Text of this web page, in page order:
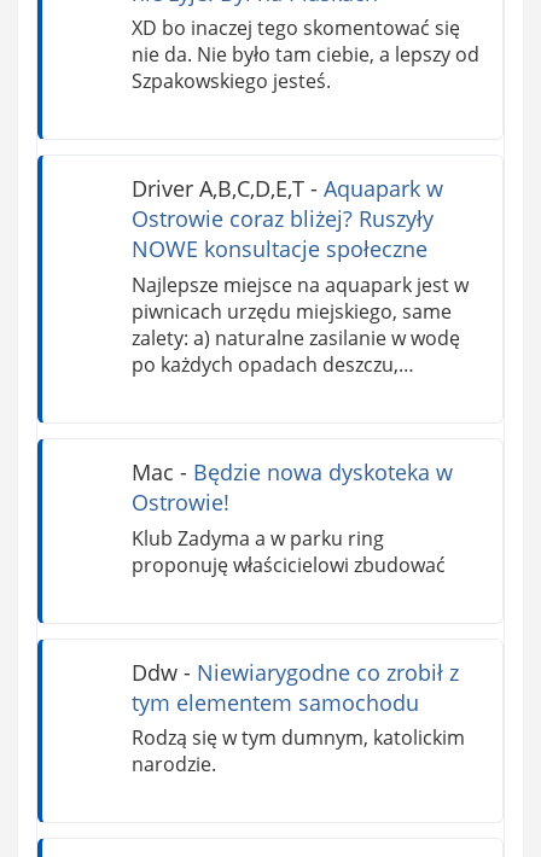
XD bo inaczej tego skomentować się
nie da. Nie było tam ciebie, a lepszy od
Szpakowskiego jesteś.
Driver A,B,C,D,E,T- Aquapark w
Ostrowie coraz bliżej? Ruszyły
NOWE konsultacje społeczne
Najlepsze miejsce na aquapark jest w
piwnicach urzędu miejskiego, same
zalety: a) naturalne zasilanie w wodę
po każdych opadach deszczu,…
Mac - Będzie nowa dyskoteka w
Ostrowie!
Klub Zadyma a w parku ring
proponuję właścicielowi zbudować
Ddw- Niewiarygodne co zrobił z
tym elementem samochodu
Rodzą się w tym dumnym, katolickim
narodzie.